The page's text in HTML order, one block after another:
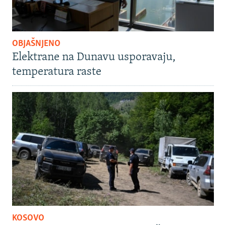
OBJAŠNJENO
Elektrane na Dunavu usporavaju,
temperatura raste
KOSOVO